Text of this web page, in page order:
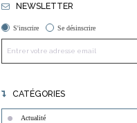
NEWSLETTER
S'inscrire Se désinscrire
CATÉGORIES
Actualité